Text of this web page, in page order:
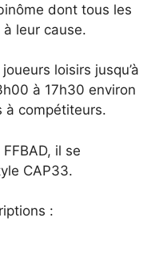
dont tous les
leur cause.
loisirs jusqu’à
à 17h30 environ
à compétiteurs.
il se
CAP33.
: